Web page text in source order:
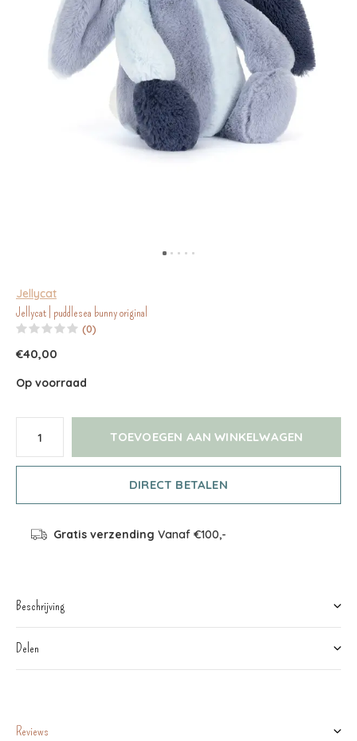
Jellycat
Jellycat | puddlesea bunny original
(0)
€40,00
Op voorraad
TOEVOEGEN AAN WINKELWAGEN
DIRECT BETALEN
Gratis verzending Vanaf €100,-
Beschrijving
Delen
Reviews